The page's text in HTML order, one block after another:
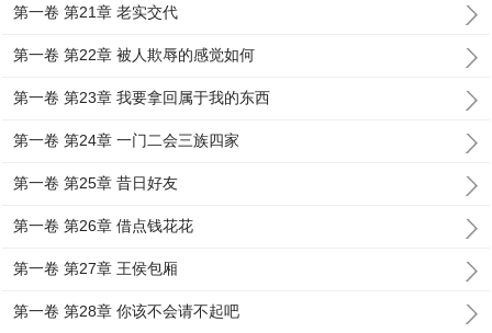
第一卷 第21章 老实交代
第一卷 第22章 被人欺辱的感觉如何
第一卷 第23章 我要拿回属于我的东西
第一卷 第24章 一门二会三族四家
第一卷 第25章 昔日好友
第一卷 第26章 借点钱花花
第一卷 第27章 王侯包厢
第一卷 第28章 你该不会请不起吧